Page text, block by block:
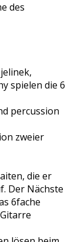
des
spielen die 6
percussion
zweier
die er
Der Nächste
6fache